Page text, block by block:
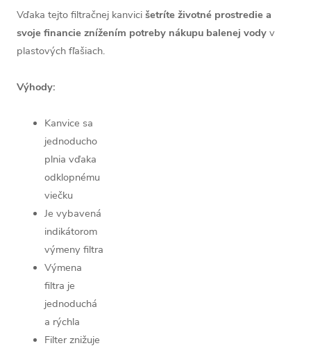
Vďaka tejto filtračnej kanvici šetríte životné prostredie a
svoje financie znížením potreby nákupu balenej vody v
plastových fľašiach.
Výhody:
Kanvice sa
jednoducho
plnia vďaka
odklopnému
viečku
Je vybavená
indikátorom
výmeny filtra
Výmena
filtra je
jednoduchá
a rýchla
Filter znižuje